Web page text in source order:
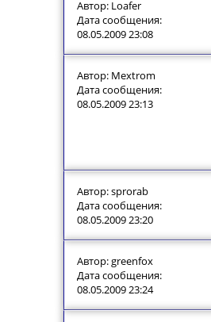
Автор: Loafer
Дата сообщения:
08.05.2009 23:08
Автор: Mextrom
Дата сообщения:
08.05.2009 23:13
Автор: sprorab
Дата сообщения:
08.05.2009 23:20
Автор: greenfox
Дата сообщения:
08.05.2009 23:24